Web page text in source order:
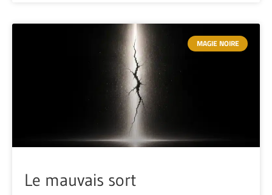
MAGIE NOIRE
Le mauvais sort